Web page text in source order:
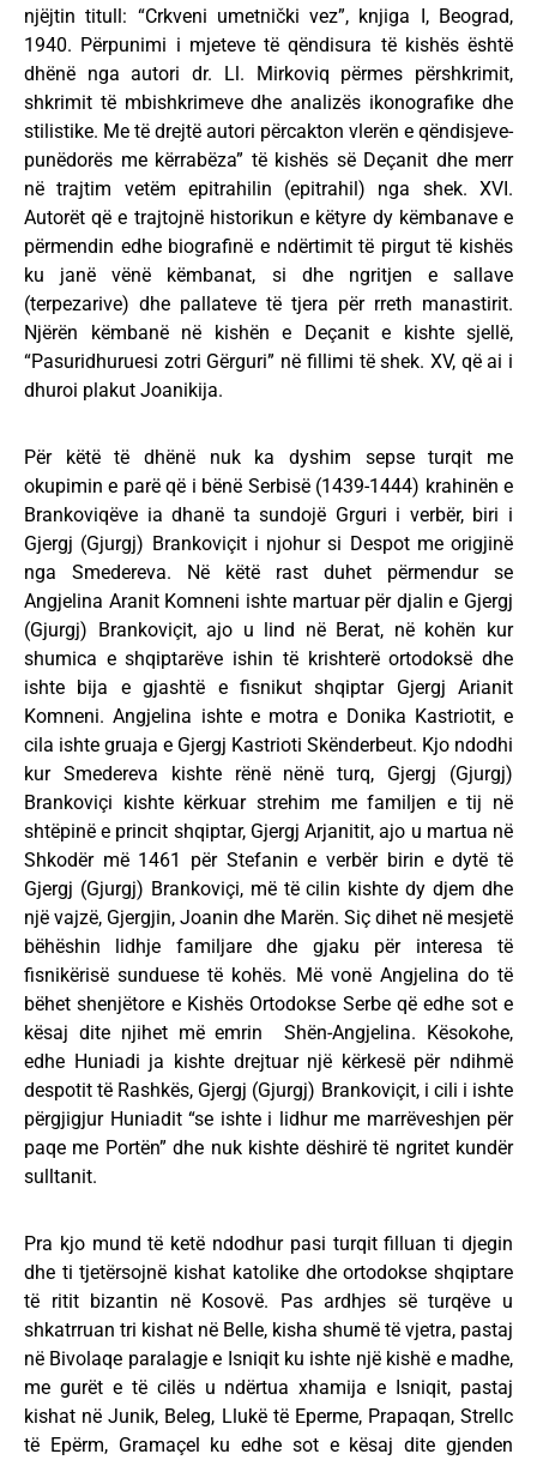
njëjtin titull: “Crkveni umetnički vez”, knjiga I, Beograd,
1940. Përpunimi i mjeteve të qëndisura të kishës është
dhënë nga autori dr. Ll. Mirkoviq përmes përshkrimit,
shkrimit të mbishkrimeve dhe analizës ikonografike dhe
stilistike. Me të drejtë autori përcakton vlerën e qëndisjeve-
punëdorës me kërrabëza” të kishës së Deçanit dhe merr
në trajtim vetëm epitrahilin (epitrahil) nga shek. XVI.
Autorët që e trajtojnë historikun e këtyre dy këmbanave e
përmendin edhe biografinë e ndërtimit të pirgut të kishës
ku janë vënë këmbanat, si dhe ngritjen e sallave
(terpezarive) dhe pallateve të tjera për rreth manastirit.
Njërën këmbanë në kishën e Deçanit e kishte sjellë,
“Pasuridhuruesi zotri Gërguri” në fillimi të shek. XV, që ai i
dhuroi plakut Joanikija.
Për këtë të dhënë nuk ka dyshim sepse turqit me
okupimin e parë që i bënë Serbisë (1439-1444) krahinën e
Brankoviqëve ia dhanë ta sundojë Grguri i verbër, biri i
Gjergj (Gjurgj) Brankoviçit i njohur si Despot me origjinë
nga Smedereva. Në këtë rast duhet përmendur se
Angjelina Aranit Komneni ishte martuar për djalin e Gjergj
(Gjurgj) Brankoviçit, ajo u lind në Berat, në kohën kur
shumica e shqiptarëve ishin të krishterë ortodoksë dhe
ishte bija e gjashtë e fisnikut shqiptar Gjergj Arianit
Komneni. Angjelina ishte e motra e Donika Kastriotit, e
cila ishte gruaja e Gjergj Kastrioti Skënderbeut. Kjo ndodhi
kur Smedereva kishte rënë nënë turq, Gjergj (Gjurgj)
Brankoviçi kishte kërkuar strehim me familjen e tij në
shtëpinë e princit shqiptar, Gjergj Arjanitit, ajo u martua në
Shkodër më 1461 për Stefanin e verbër birin e dytë të
Gjergj (Gjurgj) Brankoviçi, më të cilin kishte dy djem dhe
një vajzë, Gjergjin, Joanin dhe Marën. Siç dihet në mesjetë
bëhëshin lidhje familjare dhe gjaku për interesa të
fisnikërisë sunduese të kohës. Më vonë Angjelina do të
bëhet shenjëtore e Kishës Ortodokse Serbe që edhe sot e
kësaj dite njihet më emrin Shën-Angjelina. Kësokohe,
edhe Huniadi ja kishte drejtuar një kërkesë për ndihmë
despotit të Rashkës, Gjergj (Gjurgj) Brankoviçit, i cili i ishte
përgjigjur Huniadit “se ishte i lidhur me marrëveshjen për
paqe me Portën” dhe nuk kishte dëshirë të ngritet kundër
sulltanit.
Pra kjo mund të ketë ndodhur pasi turqit filluan ti djegin
dhe ti tjetërsojnë kishat katolike dhe ortodokse shqiptare
të ritit bizantin në Kosovë. Pas ardhjes së turqëve u
shkatrruan tri kishat në Belle, kisha shumë të vjetra, pastaj
në Bivolaqe paralagje e Isniqit ku ishte një kishë e madhe,
me gurët e të cilës u ndërtua xhamija e Isniqit, pastaj
kishat në Junik, Beleg, Llukë të Eperme, Prapaqan, Strellc
të Epërm, Gramaçel ku edhe sot e kësaj dite gjenden